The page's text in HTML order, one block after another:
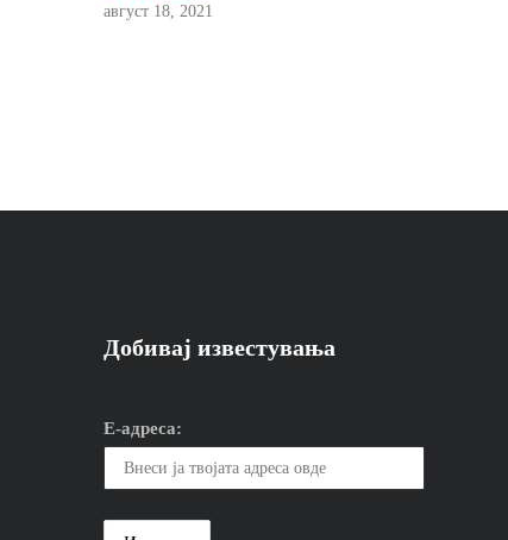
август 18, 2021
Добивај известувања
Е-адреса: